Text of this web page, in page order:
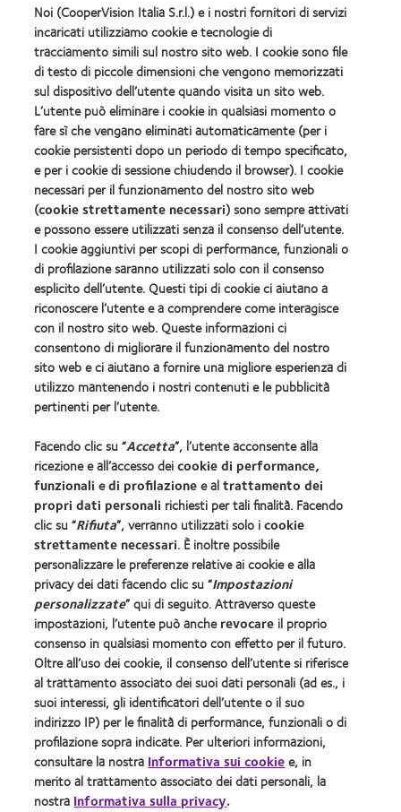
Trova un ottico
Lenti a contatto e visione
Nuovo utilizzatore
Portatore esperto
Su Di Noi
Opportunità di lavoro
Centro notizie
Legal
Informativa sulla privacy
Informativa sui cookie
Politica sui commenti
Gestisci preferenze di consenso
COOPERVISION ITALIA Srl - Società Uninominale
Sede Legale: Via Carducci 26, 20123 Milano Codice
Fiscale e Numero di iscrizione 10653750157 del
Registro delle Imprese di Milano
R.E.A. Ml 1392359 - Capitale Sociale €
1.891.569,00 int. vers. - P.IVA 10653750157
Società soggetta all'altrui attività di direzione e
coordinamento ex art. 2497-bis c.c.
Sito autorizzato con Aut. Min. 11/01/2024;
Le lenti a contatto
CooperVision®sono dispositivi medici CE0123. Leggere
attentamente le avvertenze e le istruzioni d’uso.
Accertare l’assenza di controindicazioni dal medico
oculista
Noi (CooperVision Italia S.r.l.) e i nostri fornitori di servizi
incaricati utilizziamo cookie e tecnologie di
tracciamento simili sul nostro sito web. I cookie sono file
di testo di piccole dimensioni che vengono memorizzati
sul dispositivo dell’utente quando visita un sito web.
L’utente può eliminare i cookie in qualsiasi momento o
fare sì che vengano eliminati automaticamente (per i
cookie persistenti dopo un periodo di tempo specificato,
e per i cookie di sessione chiudendo il browser). I cookie
necessari per il funzionamento del nostro sito web
(cookie strettamente necessari) sono sempre attivati
e possono essere utilizzati senza il consenso dell’utente.
I cookie aggiuntivi per scopi di performance, funzionali o
di profilazione saranno utilizzati solo con il consenso
esplicito dell’utente. Questi tipi di cookie ci aiutano a
riconoscere l’utente e a comprendere come interagisce
con il nostro sito web. Queste informazioni ci
consentono di migliorare il funzionamento del nostro
sito web e ci aiutano a fornire una migliore esperienza di
utilizzo mantenendo i nostri contenuti e le pubblicità
pertinenti per l’utente.
Facendo clic su “Accetta”, l’utente acconsente alla
ricezione e all’accesso deicookie di performance,
funzionali edi profilazionee altrattamento dei
propri dati personali richiesti per tali finalità. Facendo
clic su “Rifiuta”, verranno utilizzati solo icookie
strettamente necessari. È inoltre possibile
personalizzare le preferenze relative ai cookie e alla
privacy dei dati facendo clic su “Impostazioni
personalizzate” qui di seguito. Attraverso queste
impostazioni, l’utente può ancherevocare il proprio
consenso in qualsiasi momento con effetto per il futuro.
Oltre all’uso dei cookie, il consenso dell’utente si riferisce
al trattamento associato dei suoi dati personali (ad es., i
suoi interessi, gli identificatori dell’utente o il suo
indirizzo IP) per le finalità di performance, funzionali o di
profilazione sopra indicate. Per ulteriori informazioni,
consultare la nostra Informativa sui cookiee, in
merito al trattamento associato dei dati personali, la
nostra Informativa sulla privacy.